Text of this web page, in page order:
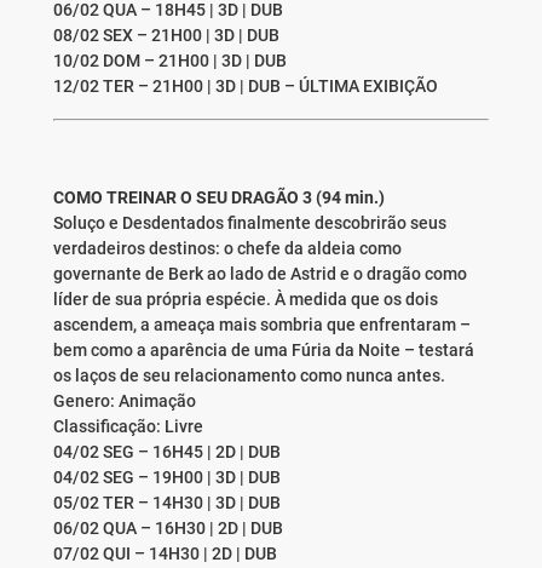
06/02 QUA – 18H45 | 3D | DUB
08/02 SEX – 21H00 | 3D | DUB
10/02 DOM – 21H00 | 3D | DUB
12/02 TER – 21H00 | 3D | DUB – ÚLTIMA EXIBIÇÃO
COMO TREINAR O SEU DRAGÃO 3 (94 min.)
Soluço e Desdentados finalmente descobrirão seus
verdadeiros destinos: o chefe da aldeia como
governante de Berk ao lado de Astrid e o dragão como
líder de sua própria espécie. À medida que os dois
ascendem, a ameaça mais sombria que enfrentaram –
bem como a aparência de uma Fúria da Noite – testará
os laços de seu relacionamento como nunca antes.
Genero: Animação
Classificação: Livre
04/02 SEG – 16H45 | 2D | DUB
04/02 SEG – 19H00 | 3D | DUB
05/02 TER – 14H30 | 3D | DUB
06/02 QUA – 16H30 | 2D | DUB
07/02 QUI – 14H30 | 2D | DUB